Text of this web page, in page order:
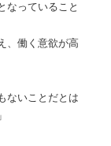
なっていること
、働く意欲が高
ないことだとは